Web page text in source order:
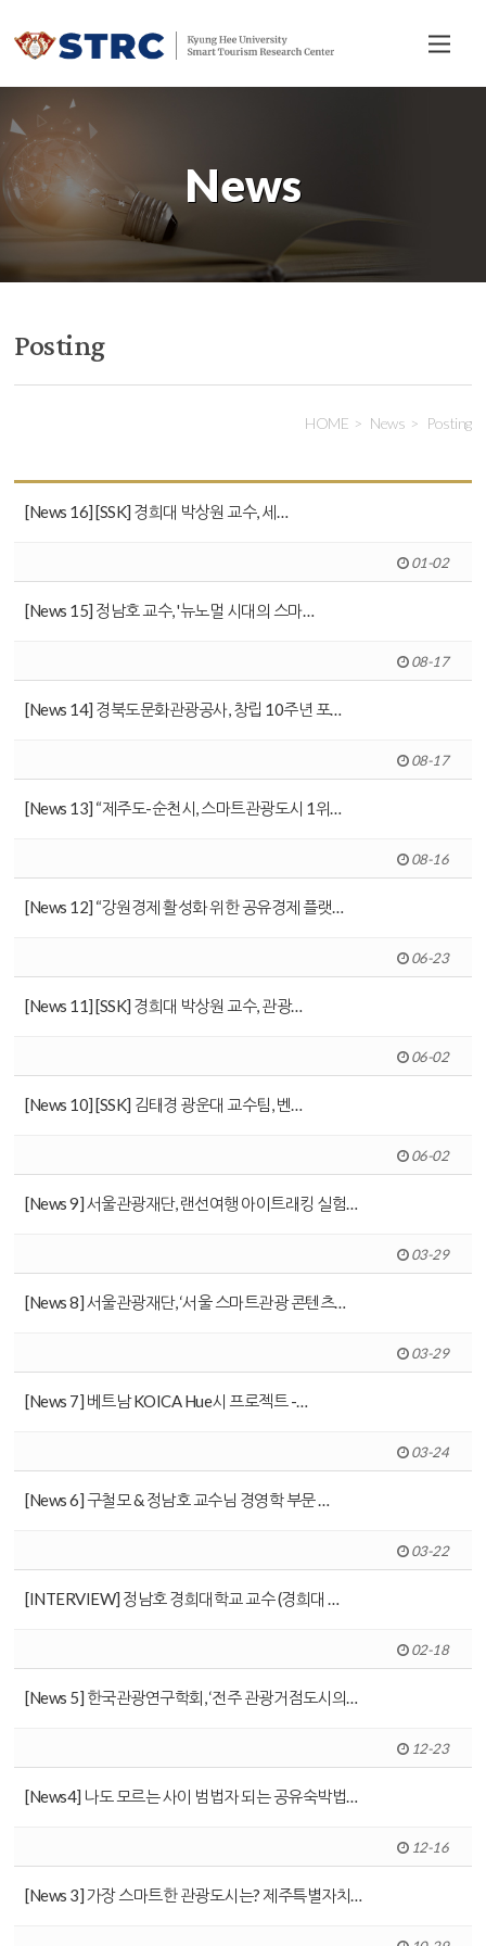
전
체
News
Posting
HOME News Posting
[News 16] [SSK] 경희대 박상원 교수, 세…
01-02
[News 15] 정남호 교수, '뉴노멀 시대의 스마…
08-17
[News 14] 경북도문화관광공사, 창립 10주년 포…
08-17
[News 13] “제주도-순천시, 스마트관광도시 1위…
08-16
[News 12] “강원경제 활성화 위한 공유경제 플랫…
06-23
[News 11] [SSK] 경희대 박상원 교수, 관광…
06-02
[News 10] [SSK] 김태경 광운대 교수팀, 벤…
06-02
[News 9] 서울관광재단, 랜선여행 아이트래킹 실험…
03-29
[News 8] 서울관광재단, ‘서울 스마트관광 콘텐츠…
03-29
[News 7] 베트남 KOICA Hue시 프로젝트 -…
03-24
[News 6] 구철모 & 정남호 교수님 경영학 부문 …
03-22
[INTERVIEW] 정남호 경희대학교 교수 (경희대 …
02-18
[News 5] 한국관광연구학회, ‘전주 관광거점도시의…
12-23
[News4] 나도 모르는 사이 범법자 되는 공유숙박법…
12-16
[News 3] 가장 스마트한 관광도시는? 제주특별자치…